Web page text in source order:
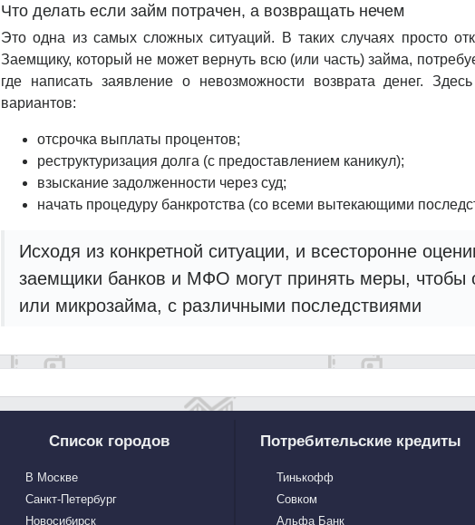
Что делать если займ потрачен, а возвращать нечем
Это одна из самых сложных ситуаций. В таких случаях просто
Заемщику, который не может вернуть всю (или часть) займа,
где написать заявление о невозможности возврата денег.
вариантов:
отсрочка выплаты процентов;
реструктуризация долга (с предоставлением каникул);
взыскание задолженности через суд;
начать процедуру банкротства (со всеми вытекающими
Исходя из конкретной ситуации, и всесторонне
заемщики банков и МФО могут принять меры, чтобы
или микрозайма, с различными последствиями
Список городов
В Москве
Санкт-Петербург
Новосибирск
Потребительские кредиты
Тинькофф
Совком
Альфа Банк